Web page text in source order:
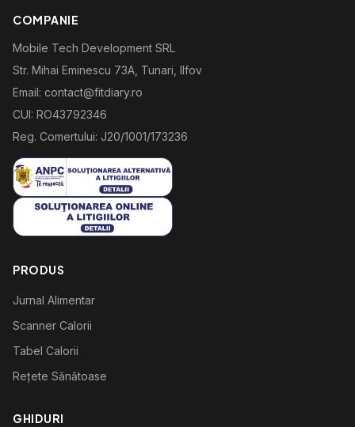
COMPANIE
Mobile Tech Development SRL
Str. Mihai Eminescu 73A, Tunari, Ilfov
Email: contact@fitdiary.ro
CUI: RO43792346
Reg. Comertului: J20/1001/173236
PRODUS
Jurnal Alimentar
Scanner Calorii
Tabel Calorii
Rețete Sănătoase
GHIDURI